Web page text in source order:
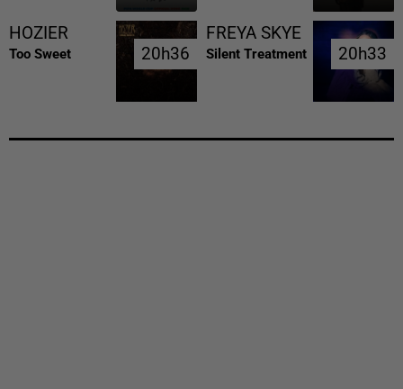
HOZIER
Too Sweet 20h36
20h36
FREYA SKYE
Silent Treatment 20h33
20h33